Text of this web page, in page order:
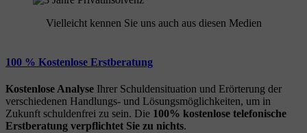
Vielleicht kennen Sie uns auch aus diesen Medien
100 % Kostenlose Erstberatung
Kostenlose Analyse Ihrer Schuldensituation und Erörterung der
verschiedenen Handlungs- und Lösungsmöglichkeiten, um in
Zukunft schuldenfrei zu sein. Die 100% kostenlose telefonische
Erstberatung verpflichtet Sie zu nichts.